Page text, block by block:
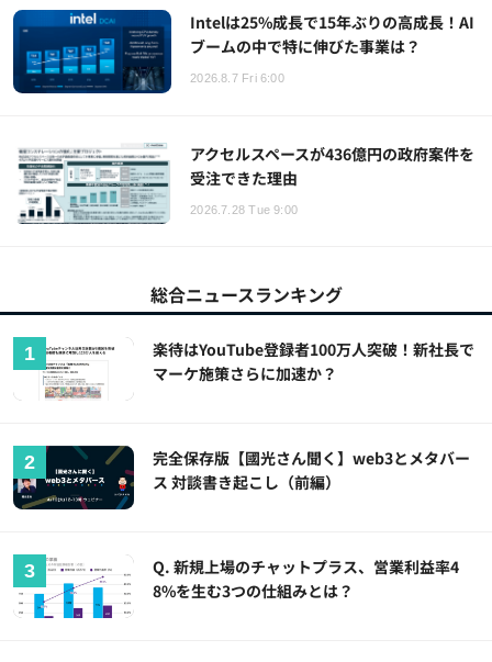
Intelは25%成長で15年ぶりの高成長！AI
ブームの中で特に伸びた事業は？
2026.8.7 Fri 6:00
アクセルスペースが436億円の政府案件を
受注できた理由
2026.7.28 Tue 9:00
総合ニュースランキング
楽待はYouTube登録者100万人突破！新社長で
マーケ施策さらに加速か？
完全保存版【國光さん聞く】web3とメタバー
ス 対談書き起こし（前編）
Q. 新規上場のチャットプラス、営業利益率4
8%を生む3つの仕組みとは？